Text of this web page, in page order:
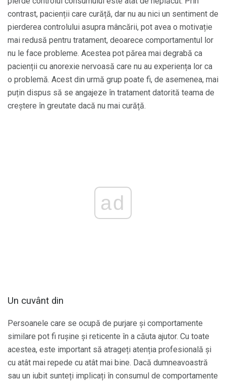
contrast, pacienții care curăță, dar nu au nici un sentiment de
pierderea controlului asupra mâncării, pot avea o motivație
mai redusă pentru tratament, deoarece comportamentul lor
nu le face probleme. Acestea pot părea mai degrabă ca
pacienții cu anorexie nervoasă care nu au experiența lor ca
o problemă. Acest din urmă grup poate fi, de asemenea, mai
puțin dispus să se angajeze în tratament datorită teama de
creștere în greutate dacă nu mai curăță.
ad
Un cuvânt din
Persoanele care se ocupă de purjare și comportamente
similare pot fi rușine și reticente în a căuta ajutor. Cu toate
acestea, este important să atrageți atenția profesională și
cu atât mai repede cu atât mai bine. Dacă dumneavoastră
sau un iubit sunteți implicați în consumul de comportamente